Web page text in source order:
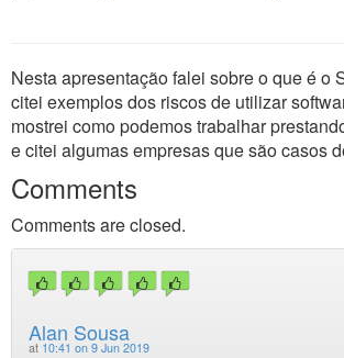
Nesta apresentação falei sobre o que é o
citei exemplos dos riscos de utilizar
mostrei como podemos trabalhar
e citei algumas empresas que são casos
Comments
Comments are closed.
Alan Sousa
at 10:41 on 9 Jun 2019